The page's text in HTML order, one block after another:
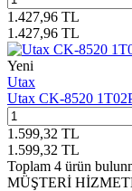
1.427,96 TL
1.427,96 TL
Yeni
Utax
Utax CK-8520
1.599,32 TL
1.599,32 TL
Toplam 4 ürün
MÜŞTERİ